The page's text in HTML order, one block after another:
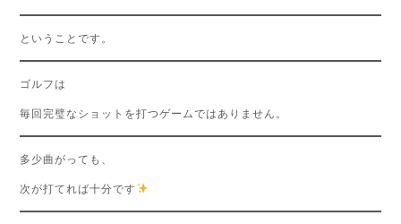
ということです。
ゴルフは
毎回完璧なショットを打つゲームではありません。
多少曲がっても、
次が打てれば十分です